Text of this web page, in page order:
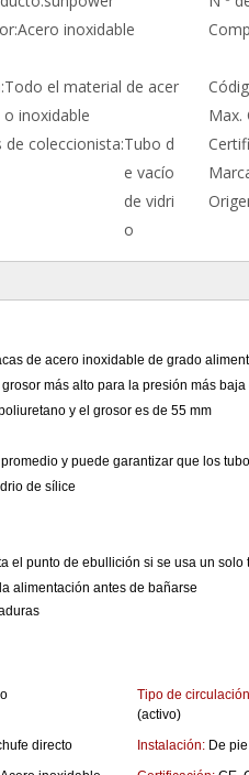
evacuado
Acero inoxidable
Todo el material de acer
o inoxidable
Max.
coleccionista:Tubo d
e vacío
de vidri
o
de acero inoxidable de grado
más alto para la presión más
y el grosor es de 55 mm
y puede garantizar que los
de sílice
el punto de ebullición si se usa un solo
alimentación antes de bañarse
Tipo de
(activo)
directo Instalación: De pie